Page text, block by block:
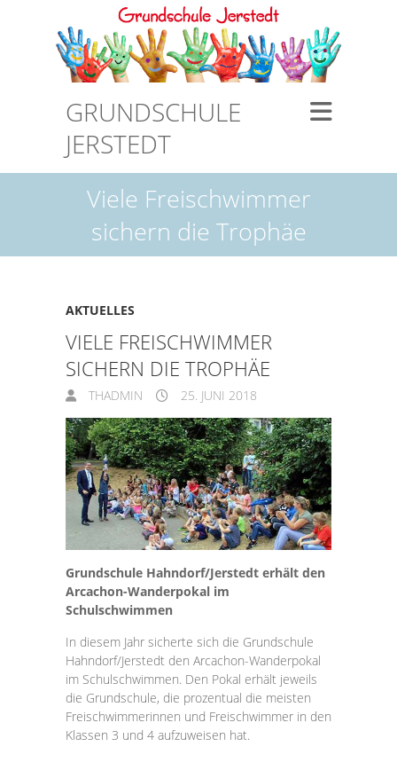
GRUNDSCHULE
JERSTEDT
Viele Freischwimmer
sichern die Trophäe
AKTUELLES
VIELE FREISCHWIMMER
SICHERN DIE TROPHÄE
THADMIN 25. JUNI 2018
Grundschule Hahndorf/Jerstedt erhält den
Arcachon-Wanderpokal im
Schulschwimmen
In diesem Jahr si­cherte sich die Grundschule
Hahn­dorf/Jerstedt den Arcachon-Wan­derpokal
im Schulschwimmen. Den Pokal erhält jeweils
die Grundschu­le, die prozentual die meisten
Freischwimmerinnen und Freischwim­mer in den
Klassen 3 und 4 aufzu­weisen hat.